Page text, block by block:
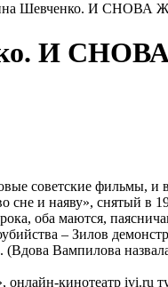
Шевченко. И
И
советские фильмы,
сне и наяву», снятый в
оба маются,
– Зилов
(Вдова Вампилова
кинотеатр ivi.ru